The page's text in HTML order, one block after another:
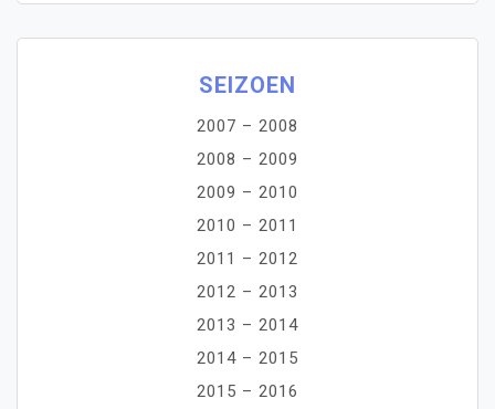
SEIZOEN
2007 – 2008
2008 – 2009
2009 – 2010
2010 – 2011
2011 – 2012
2012 – 2013
2013 – 2014
2014 – 2015
2015 – 2016